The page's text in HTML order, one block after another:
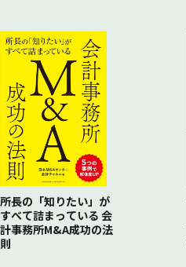
所長の「知りたい」が
すべて詰まっている 会
計事務所M&A成功の法
則